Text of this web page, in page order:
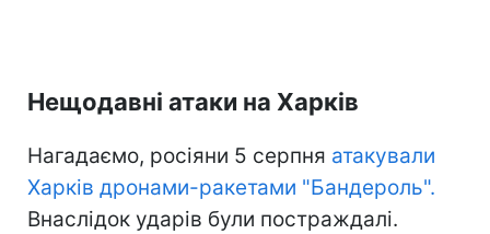
Нещодавні атаки на Харків
Нагадаємо, росіяни 5 серпня атакували
Харків дронами-ракетами "Бандероль".
Внаслідок ударів були постраждалі.